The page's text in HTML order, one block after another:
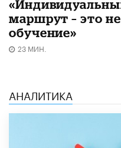
маршрут – это
обучение»
23 МИН.
АНАЛИТИКА